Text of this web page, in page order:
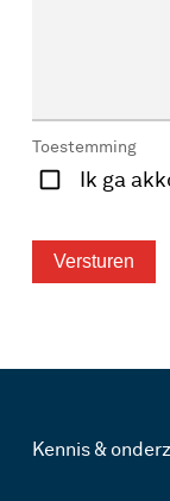
Toestemming
Ik ga
Kennis &